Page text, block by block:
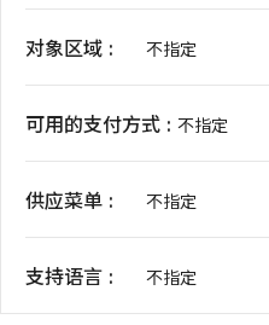
餐饮
住宿
花期信息
运动设施
对象区域 不指定
可用的支付方式 不指定
供应菜单 不指定
支持语言 不指定